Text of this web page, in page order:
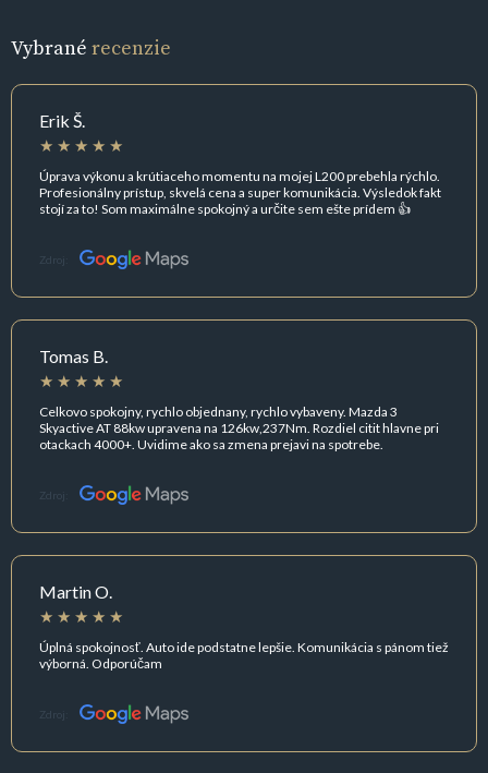
Vybrané recenzie
Erik Š.
Úprava výkonu a krútiaceho momentu na mojej L200 prebehla rýchlo.
Profesionálny prístup, skvelá cena a super komunikácia. Výsledok fakt
stojí za to! Som maximálne spokojný a určite sem ešte prídem 👍
Zdroj:
Tomas B.
Celkovo spokojny, rychlo objednany, rychlo vybaveny. Mazda 3
Skyactive AT 88kw upravena na 126kw,237Nm. Rozdiel citit hlavne pri
otackach 4000+. Uvidime ako sa zmena prejavi na spotrebe.
Zdroj:
Martin O.
Úplná spokojnosť. Auto ide podstatne lepšie. Komunikácia s pánom tiež
výborná. Odporúčam
Zdroj: